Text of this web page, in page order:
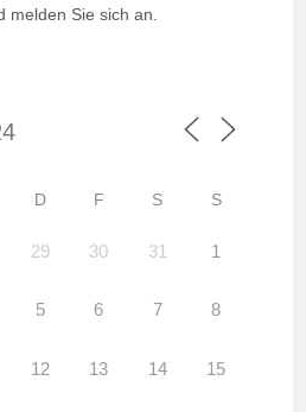
melden Sie sich an.
D F S S
29 30 31 1
5 6 7 8
12 13 14 15